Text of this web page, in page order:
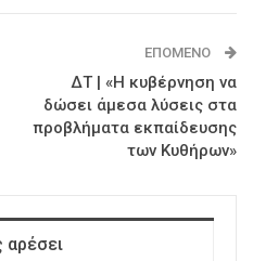
ΕΠΌΜΕΝΟ
ΔΤ | «Η κυβέρνηση να
δώσει άμεσα λύσεις στα
προβλήματα εκπαίδευσης
των Κυθήρων»
αρέσει